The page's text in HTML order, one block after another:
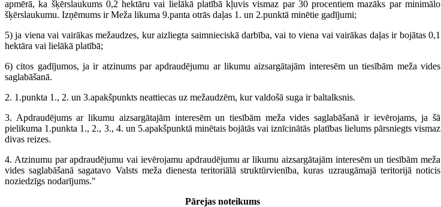
apmērā, ka šķērslaukums 0,2 hektāru vai lielākā platībā kļuvis vismaz par 30 procentiem mazāks par minimālo
šķērslaukumu. Izņēmums ir Meža likuma 9.panta otrās daļas 1. un 2.punktā minētie gadījumi;
5) ja viena vai vairākas mežaudzes, kur aizliegta saimnieciskā darbība, vai to viena vai vairākas daļas ir bojātas 0,1
hektāra vai lielākā platībā;
6) citos gadījumos, ja ir atzinums par apdraudējumu ar likumu aizsargātajām interesēm un tiesībām meža vides
saglabāšanā.
2. 1.punkta 1., 2. un 3.apakšpunkts neattiecas uz mežaudzēm, kur valdošā suga ir baltalksnis.
3. Apdraudējums ar likumu aizsargātajām interesēm un tiesībām meža vides saglabāšanā ir ievērojams, ja šā
pielikuma 1.punkta 1., 2., 3., 4. un 5.apakšpunktā minētais bojātās vai iznīcinātās platības lielums pārsniegts vismaz
divas reizes.
4. Atzinumu par apdraudējumu vai ievērojamu apdraudējumu ar likumu aizsargātajām interesēm un tiesībām meža
vides saglabāšanā sagatavo Valsts meža dienesta teritoriālā struktūrvienība, kuras uzraugāmajā teritorijā noticis
noziedzīgs nodarījums."
Pārejas noteikums